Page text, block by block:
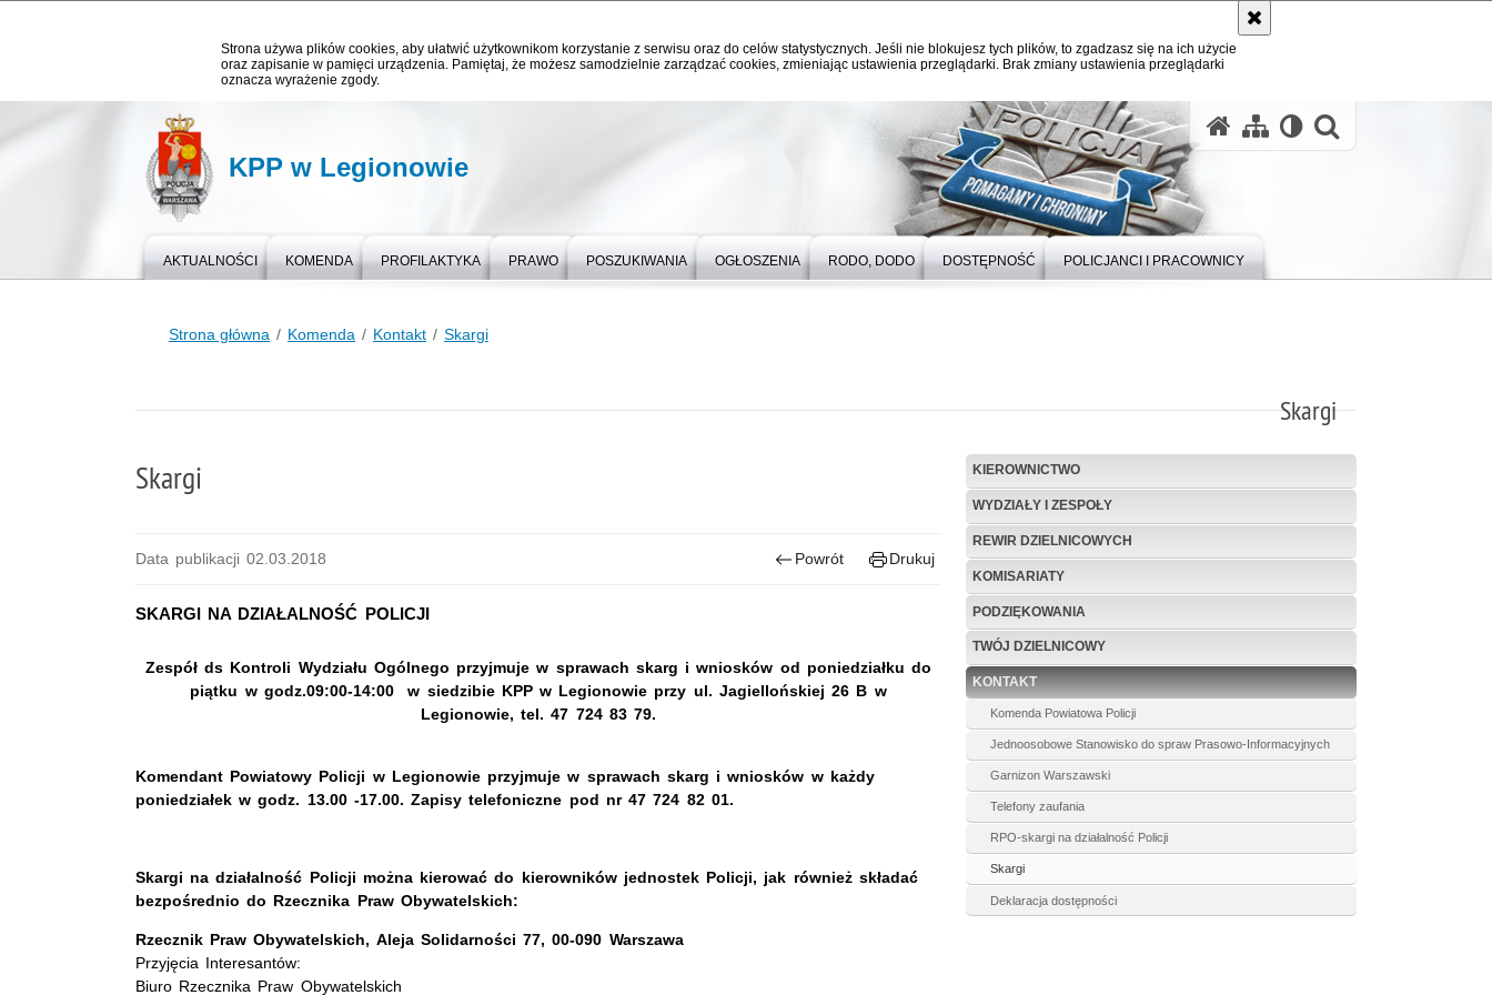
Strona używa plików cookies, aby ułatwić użytkownikom korzystanie z serwisu oraz do celów statystycznych. Jeśli nie blokujesz tych plików, to zgadzasz się na ich użycie
oraz zapisanie w pamięci urządzenia. Pamiętaj, że możesz samodzielnie zarządzać cookies, zmieniając ustawienia przeglądarki. Brak zmiany ustawienia przeglądarki
oznacza wyrażenie zgody.
KPP w Legionowie
AKTUALNOŚCI KOMENDA PROFILAKTYKA PRAWO POSZUKIWANIA OGŁOSZENIA RODO, DODO DOSTĘPNOŚĆ POLICJANCI I PRACOWNICY
Strona główna Komenda Kontakt Skargi
Skargi
Skargi
Data publikacji 02.03.2018 Powrót Drukuj
SKARGI NA DZIAŁALNOŚĆ POLICJI
Zespół ds Kontroli Wydziału Ogólnego przyjmuje w sprawach skarg i wniosków od poniedziałku do
piątku w godz.09:00-14:00 w siedzibie KPP w Legionowie przy ul. Jagiellońskiej 26 B w
Legionowie,tel. 47 724 83 79.
Komendant Powiatowy Policji w Legionowie przyjmuje w sprawach skarg i wniosków w każdy
poniedziałek w godz. 13.00 -17.00. Zapisy telefoniczne pod nr 47 724 82 01.
Skargi na działalność Policji można kierować do kierowników jednostek Policji, jak również składać
bezpośrednio do Rzecznika Praw Obywatelskich:
Rzecznik Praw Obywatelskich, Aleja Solidarności 77, 00-090 Warszawa
Przyjęcia Interesantów:
Biuro Rzecznika Praw Obywatelskich
KIEROWNICTWO
WYDZIAŁY I ZESPOŁY
REWIR DZIELNICOWYCH
KOMISARIATY
PODZIĘKOWANIA
TWÓJ DZIELNICOWY
KONTAKT
Komenda Powiatowa Policji
Jednoosobowe Stanowisko do spraw Prasowo-Informacyjnych
Garnizon Warszawski
Telefony zaufania
RPO-skargi na działalność Policji
Skargi
Deklaracja dostępności